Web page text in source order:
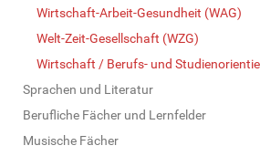
Wirtschaft-Arbeit-Gesundheit (WAG)
Welt-Zeit-Gesellschaft (WZG)
Wirtschaft / Berufs- und
Sprachen und Literatur
Berufliche Fächer und Lernfelder
Musische Fächer